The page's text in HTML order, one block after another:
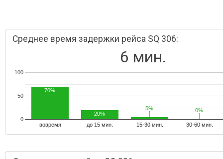
Среднее время задержки рейса SQ 306:
6 мин.
вовремя до 15 мин. 15-30 мин. 30-60 мин.
0
50
100
70%
20%
5%
5% 0%
0%